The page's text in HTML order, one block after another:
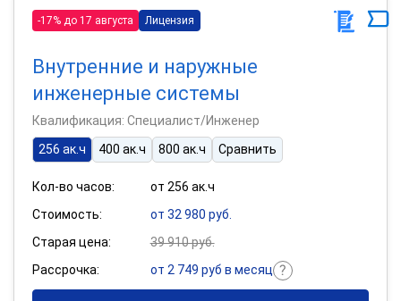
-17% до 17 августа Лицензия
Внутренние и наружные
инженерные системы
Квалификация: Специалист/Инженер
256 ак.ч
400 ак.ч 800 ак.ч Сравнить
Кол-во часов:
от 256 ак.ч
Стоимость:
от 32 980 руб.
Старая цена:
39 910 руб.
Рассрочка:
от 2 749 руб в месяц